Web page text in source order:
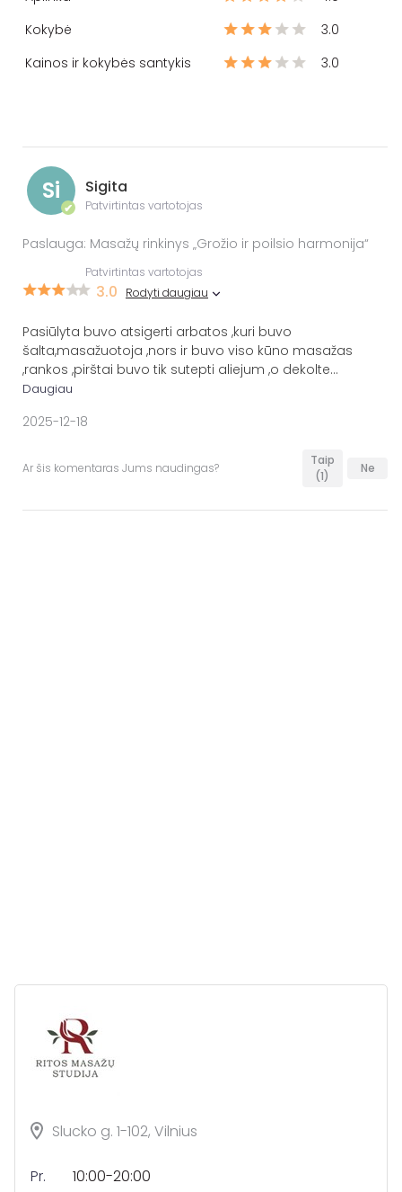
Kokybė
3.0
Kainos ir kokybės santykis
3.0
Si
✔
Sigita
Patvirtintas vartotojas
Paslauga: Masažų rinkinys „Grožio ir poilsio harmonija“
Patvirtintas vartotojas
3.0 Rodyti daugiau
Pasiūlyta buvo atsigerti arbatos ,kuri buvo
šalta,masažuotoja ,nors ir buvo viso kūno masažas
,rankos ,pirštai buvo tik sutepti aliejum ,o dekolte...
Daugiau
2025-12-18
Ar šis komentaras Jums naudingas?
Taip
(1)
Ne
Slucko g. 1-102, Vilnius
Pr.
10:00-20:00